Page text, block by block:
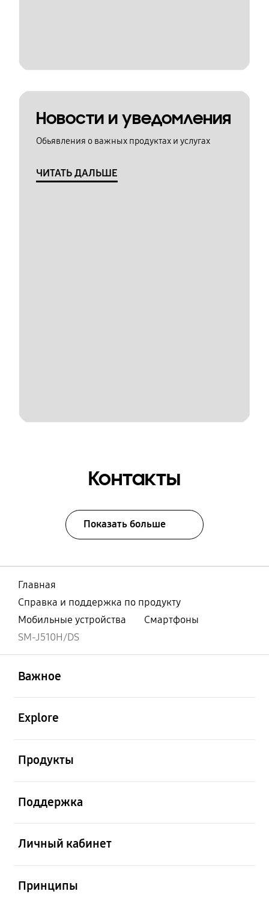
Новости и уведомления
Обьявления о важных продуктах и услугах
ЧИТАТЬ ДАЛЬШЕ
Контакты
Показать больше
Главная
Справка и поддержка по продукту
Мобильные устройства
Смартфоны
SM-J510H/DS
Важное
Explore
Продукты
Поддержка
Личный кабинет
Принципы